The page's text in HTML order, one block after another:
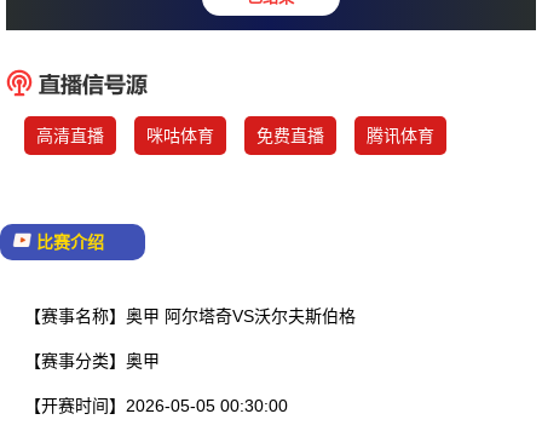
阿尔塔奇 : 沃尔夫
高清直播 咪咕体育 免费直播 腾讯体育
比赛介绍
【赛事名称】 奥甲 阿尔塔奇VS沃尔夫斯伯格
【赛事分类】 奥甲
【开赛时间】 2026-05-05 00:30:00